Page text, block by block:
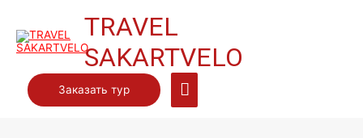
TRAVEL
SAKARTVELO
Главное
Заказать тур